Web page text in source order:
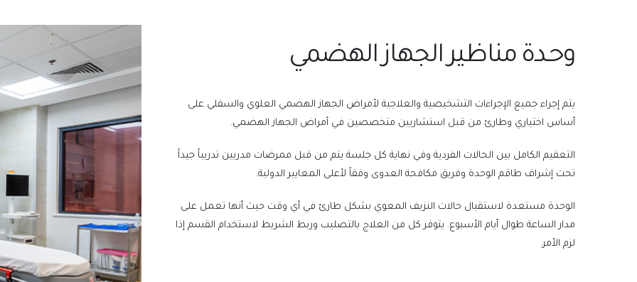
وحـدة مناظير الجهاز الهضمي
يتم إجراء جميع الإجراءات التشخيصية والعلاجية لأمراض الجهاز الهضمي العلوي والسفلي على
أساس اختياري وطارئ من قبل استشاريين متخصصين في أمراض الجهاز الهضمي.
التعقيم الكامل بين الحالات الفردية وفي نهاية كل جلسة يتم من قبل ممرضات مدربين تدريباً جيداً
تحت إشراف طاقم الوحدة وفريق مكافحة العدوى وفقاً لأعلى المعايير الدولية.
الوحدة مستعدة لاستقبال حالات النزيف المعوي بشكل طارئ في أي وقت حيث أنها تعمل على
مدار الساعة طوال أيام الأسبوع. يتوفر كل من العلاج بالتصليب وربط الشريط لاستخدام القسم إذا
لزم الأمر.